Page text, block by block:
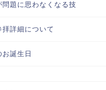
問題に思わなくなる技
拝詳細について
お誕生日